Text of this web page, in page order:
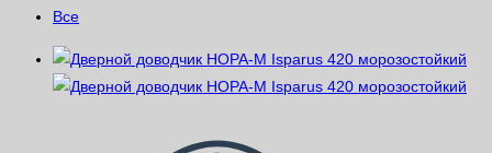
Все